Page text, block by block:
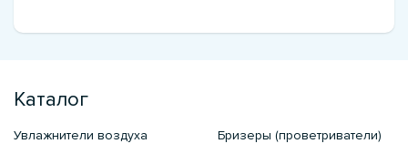
Каталог
Увлажнители воздуха
Бризеры (проветриватели)